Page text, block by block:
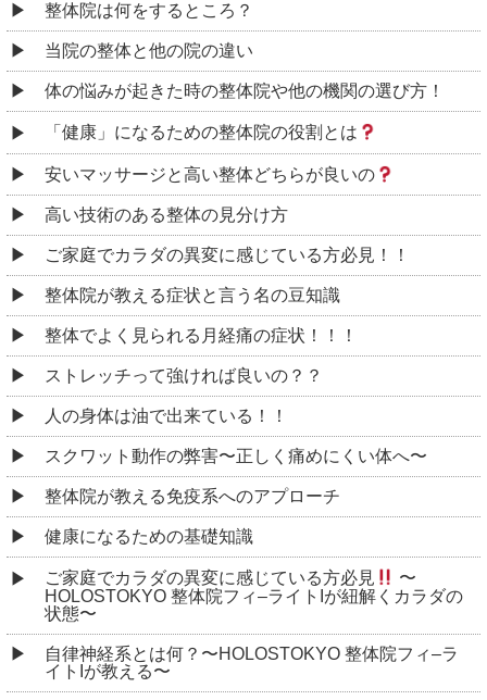
整体院は何をするところ？
当院の整体と他の院の違い
体の悩みが起きた時の整体院や他の機関の選び方！
「健康」になるための整体院の役割とは
安いマッサージと高い整体どちらが良いの
高い技術のある整体の見分け方
ご家庭でカラダの異変に感じている方必見！！
整体院が教える症状と言う名の豆知識
整体でよく見られる月経痛の症状！！！
ストレッチって強ければ良いの？？
人の身体は油で出来ている！！
スクワット動作の弊害〜正しく痛めにくい体へ〜
整体院が教える免疫系へのアプローチ
健康になるための基礎知識
ご家庭でカラダの異変に感じている方必見
〜
HOLOSTOKYO 整体院フィ–ライトIが紐解くカラダの
状態〜
自律神経系とは何？〜HOLOSTOKYO 整体院フィ–ラ
イトIが教える〜